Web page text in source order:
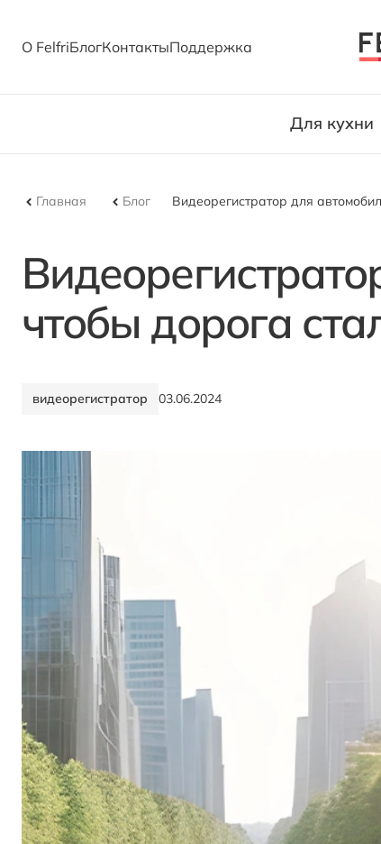
О FelfriБлогКонтактыПоддержка
Для кухни
Главная Блог Видеорегистратор для
чтобы дорога
видеорегистратор 03.06.2024